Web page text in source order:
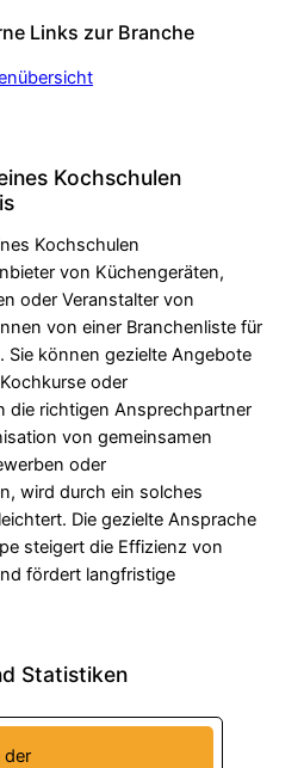
Links zur Branche
Kochschulen
Kochschulen
von Küchengeräten,
oder Veranstalter von
von einer Branchenliste für
Sie können gezielte Angebote
oder
die richtigen Ansprechpartner
von gemeinsamen
oder
wird durch ein solches
Die gezielte Ansprache
steigert die Effizienz von
fördert langfristige
Statistiken
der